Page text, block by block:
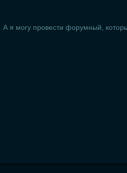
я могу провести форумный,